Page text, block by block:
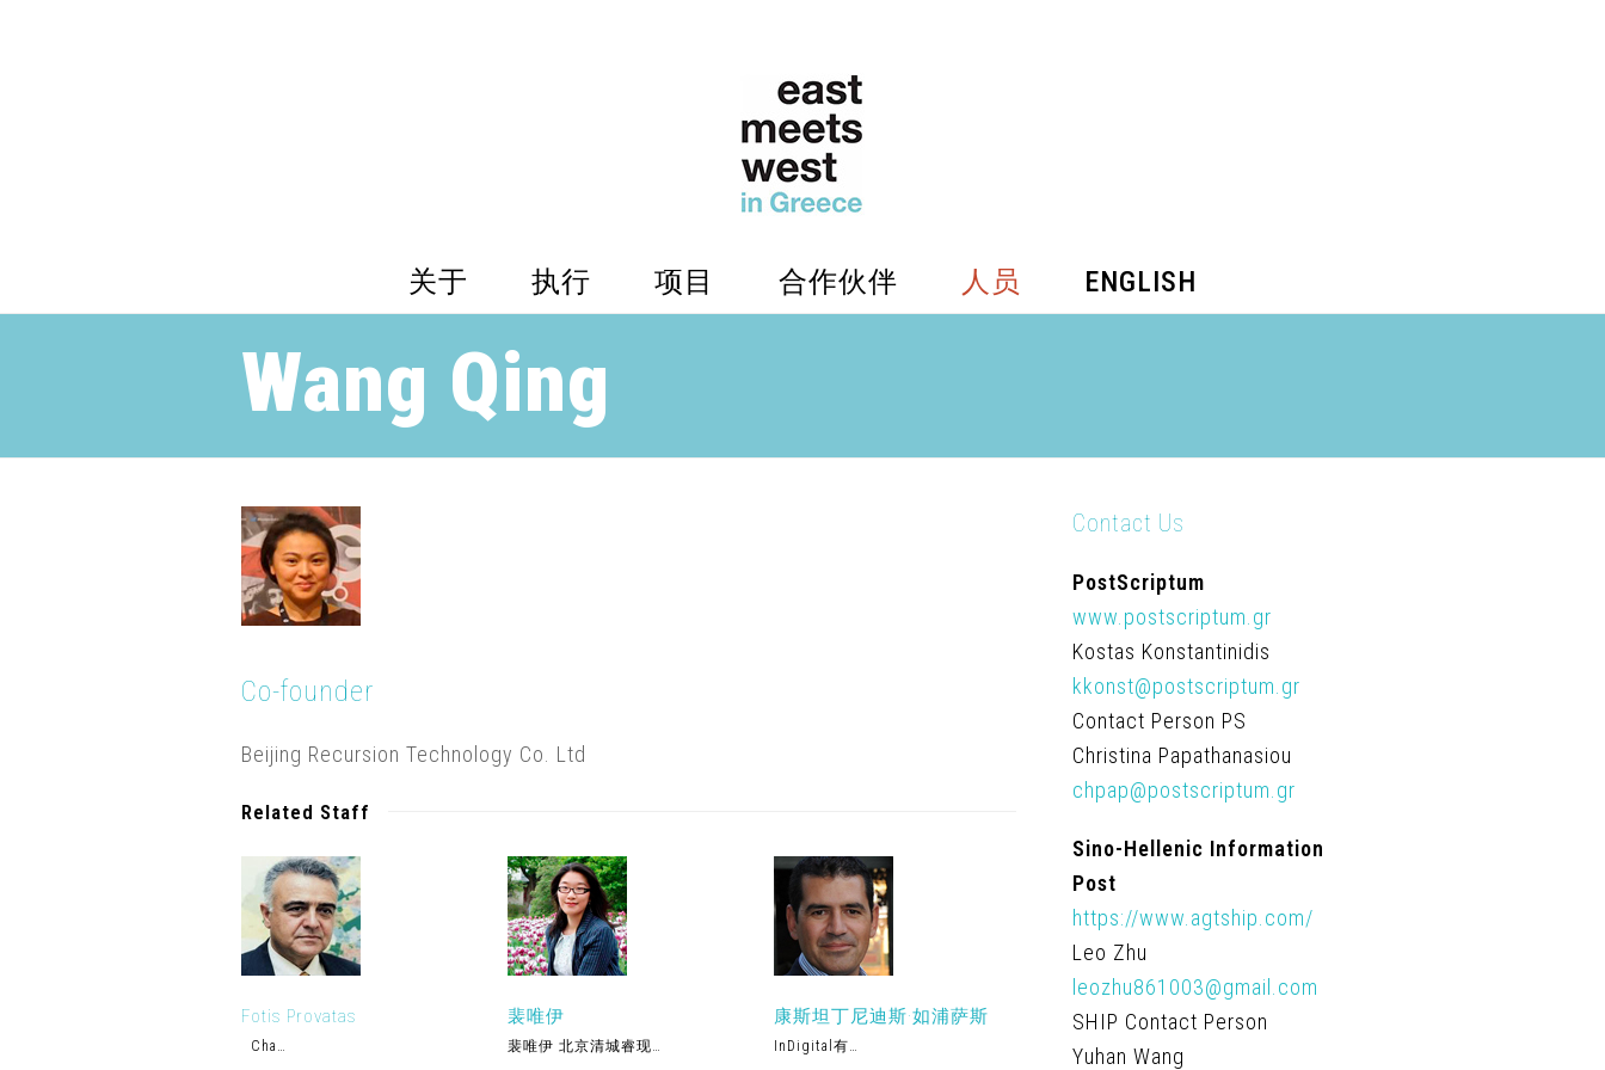
关于 执行 项目 合作伙伴 人员 ENGLISH
Wang Qing
Co-founder
Beijing Recursion Technology Co. Ltd
Related Staff
Fotis Provatas
Cha…
裴唯伊
裴唯伊 北京清城睿现…
康斯坦丁尼迪斯·如浦萨斯
InDigital有…
Contact Us
PostScriptum
www.postscriptum.gr
Kostas Konstantinidis
kkonst@postscriptum.gr
Contact Person PS
Christina Papathanasiou
chpap@postscriptum.gr
Sino-Hellenic Information
Post
https://www.agtship.com/
Leo Zhu
leozhu861003@gmail.com
SHIP Contact Person
Yuhan Wang